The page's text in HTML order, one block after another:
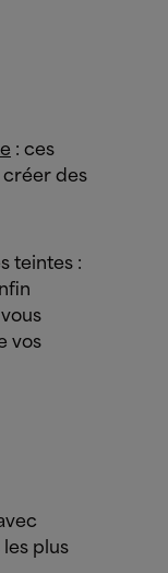
: ces
créer des
teintes :
vos
plus